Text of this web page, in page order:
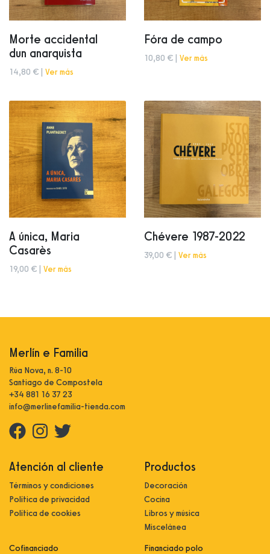
Morte accidental
dun anarquista
14,80 € | Ver más
Fóra de campo
10,80 € | Ver más
A única, Maria
Casarès
19,00 € | Ver más
Chévere 1987-2022
39,00 € | Ver más
Merlín e Familia
Rúa Nova, n. 8-10
Santiago de Compostela
+34 881 16 37 23
info@merlinefamilia-tienda.com
Atención al cliente
Términos y condiciones
Política de privacidad
Política de cookies
Productos
Decoración
Cocina
Libros y música
Miscelánea
Cofinanciado
Financiado polo